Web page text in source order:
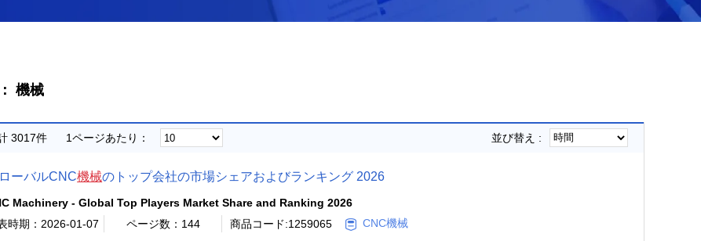
機械
3017件 1ページあたり： 並び替え :
ーバルCNC機械のトップ会社の市場シェアおよびランキング 2026
Machinery - Global Top Players Market Share and Ranking 2026
時期：2026-01-07
ページ数：144 商品コード:1259065
CNC機械